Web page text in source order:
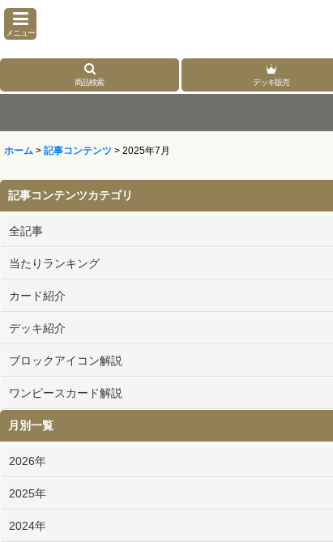
メニュー
商品検索 デッキ販売
ホーム > 記事コンテンツ > 2025年7月
記事コンテンツカテゴリ
全記事
当たりランキング
カード紹介
デッキ紹介
ブロックアイコン解説
ワンピースカード解説
月別一覧
2026年
2025年
2024年